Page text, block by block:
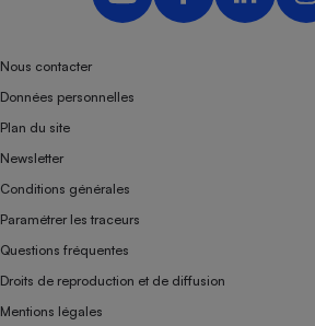
Nous contacter
Données personnelles
Plan du site
Newsletter
Conditions générales
Paramétrer les traceurs
Questions fréquentes
Droits de reproduction et de diffusion
Mentions légales